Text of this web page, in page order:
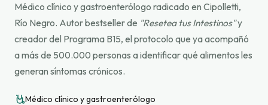
Médico clínico y gastroenterólogo radicado en Cipolletti,
Río Negro. Autor bestseller de "Resetea tus Intestinos"y
creador del Programa B15, el protocolo que ya acompañó
a más de 500.000 personas a identificar qué alimentos les
generan síntomas crónicos.
Médico clínico y gastroenterólogo